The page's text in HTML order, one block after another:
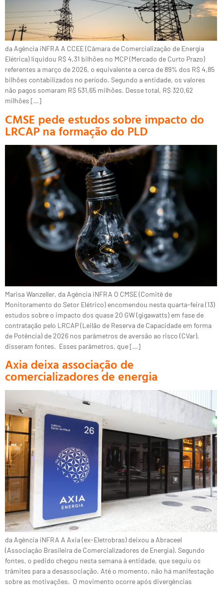
da Agência iNFRA A CCEE (Câmara de Comercialização de Energia
Elétrica) liquidou R$ 4,31 bilhões no MCP (Mercado de Curto Prazo)
referentes a março de 2026, o equivalente a cerca de 89% dos R$ 4,85
bilhões contabilizados no período. Segundo a entidade, os valores
não pagos somaram R$ 531,65 milhões. Desse total, R$ 320,62
milhões […]
CMSE pede estudos sobre impacto do
LRCAP na formação do PLD
Marisa Wanzeller, da Agência iNFRA O CMSE (Comitê de
Monitoramento do Setor Elétrico) encomendou nesta quarta-feira (13)
estudos sobre o impacto dos quase 20 GW (gigawatts) em fase de
contratação pelo LRCAP (Leilão de Reserva de Capacidade em forma
de Potência) de 2026 nos parâmetros de aversão ao risco (CVar),
disseram fontes. Esses parâmetros, que […]
Axia deixa associação de
comercializadores de energia
da Agência iNFRA A Axia (ex-Eletrobras) deixou a Abraceel
(Associação Brasileira de Comercializadores de Energia). Segundo
fontes, o pedido chegou nesta semana à entidade, que seguiu os
trâmites para a desassociação. Até o momento, não há manifestação
sobre as motivações. O movimento ocorre após divergências